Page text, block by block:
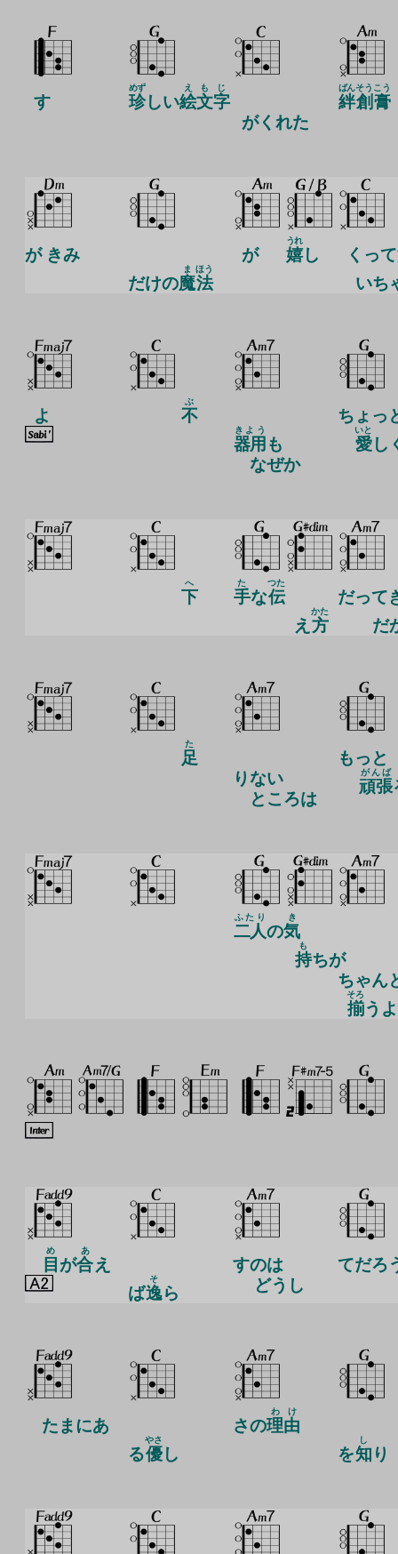
す 珍
めず
しい絵
え
文
も
字
じ
がくれた
絆
ばん
創
そう
膏
こう
が きみ
だけの魔
ま
法
ほう
が 嬉
うれ
し くって
いち
よ 不
ぶ
器用
きよう
も
なぜか
ちょっ
愛
いと
し
下
へ
手
た
な伝
つた
え 方
かた
だって
だ
足
た
りない
ところは
もっと
頑張
がんば
二人
ふたり
の気
き
持
も
ちが
ちゃん
揃
そろ
う
目
め
が合
あ
え
ば逸
そ
ら
すのは
どうし
てだろ
たまにあ
る優
やさ
し
さの理
わ
由
け
を知
し
り